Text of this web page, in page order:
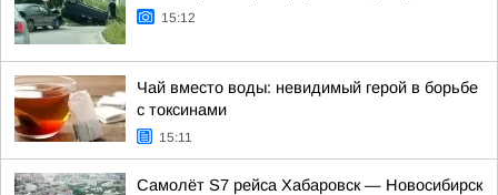
15:12
Чай вместо воды: невидимый герой в борьбе
с токсинами
15:11
Самолёт S7 рейса Хабаровск — Новосибирск